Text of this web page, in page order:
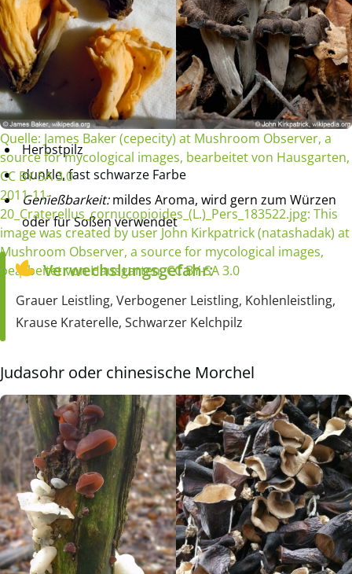
Quelle: James Baker (cepecity) at Mushroom Observer, a
source for mycological images, bearbeitet von Hausgarten,
CC BY-SA 3.0
2011-11-
20_Craterellus_cornucopioides_(L.)_Pers_183522.jpg: This
image was created by user John Kirkpatrick (natashadak) at
Mushroom Observer, a source for mycological images,
bearbeitet von Hausgarten, CC BY-SA 3.0
Herbstpilz
dunkle, fast schwarze Farbe
Genießbarkeit:mildes Aroma, wird gern zum Würzen
oder für Soßen verwendet
Verwechslungsgefahr:
Grauer Leistling, Verbogener Leistling, Kohlenleistling,
Krause Kraterelle, Schwarzer Kelchpilz
Judasohr oder chinesische Morchel